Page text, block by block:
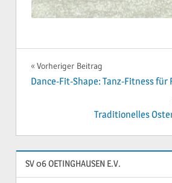
VOLKSLAUF
ENGAGEMENT
GEMEINSCHAFT
OETINGHAUSER
Beitragsnavigation
Vorheriger Beitrag
Dance-Fit-Shape: Tanz-Fitness für
Traditionelles
SV 06 OETINGHAUSEN E.V.